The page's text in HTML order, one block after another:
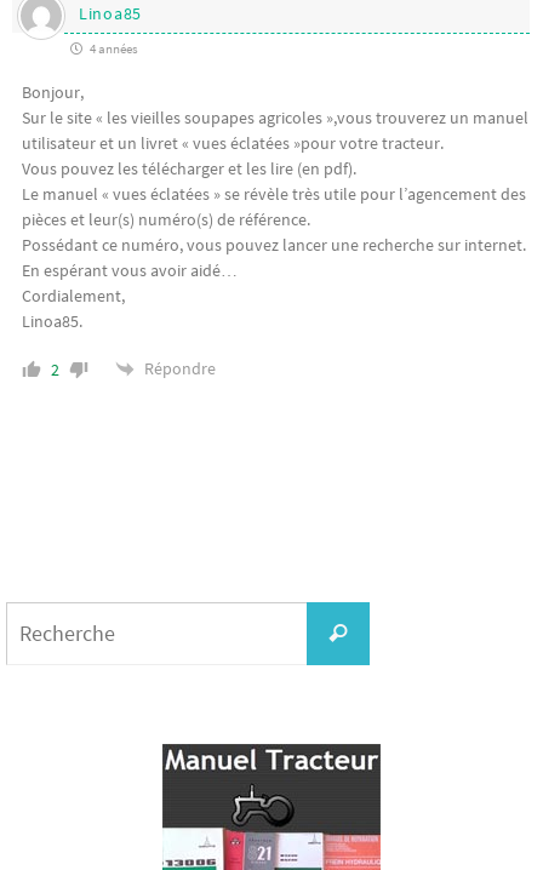
Linoa85
4 années
Bonjour,
Sur le site « les vieilles soupapes agricoles »,vous trouverez un manuel
utilisateur et un livret « vues éclatées »pour votre tracteur.
Vous pouvez les télécharger et les lire (en pdf).
Le manuel « vues éclatées » se révèle très utile pour l’agencement des
pièces et leur(s) numéro(s) de référence.
Possédant ce numéro, vous pouvez lancer une recherche sur internet.
En espérant vous avoir aidé…
Cordialement,
Linoa85.
2 Répondre
Recherche